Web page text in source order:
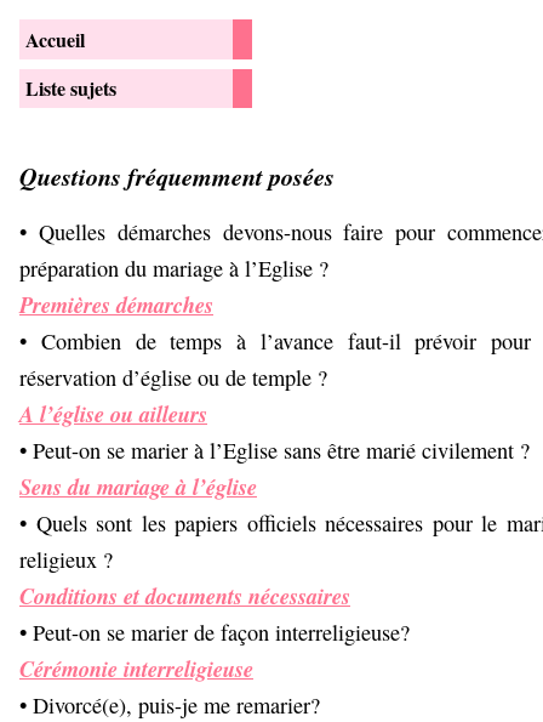
Accueil
Liste sujets
Questions fréquemment posées
• Quelles démarches devons-nous faire pour
préparation du mariage à l’Eglise ?
Premières démarches
• Combien de temps à l’avance faut-il prévoir pour
réservation d’église ou de temple ?
A l’église ou ailleurs
• Peut-on se marier à l’Eglise sans être marié civilement ?
Sens du mariage à l’église
• Quels sont les papiers officiels nécessaires pour le
religieux ?
Conditions et documents nécessaires
• Peut-on se marier de façon interreligieuse?
Cérémonie interreligieuse
• Divorcé(e), puis-je me remarier?